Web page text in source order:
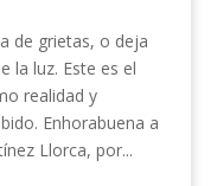
de grietas, o deja
la luz. Este es el
realidad y
Enhorabuena a
Llorca, por...